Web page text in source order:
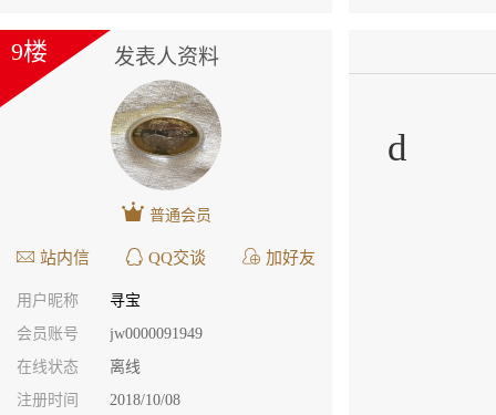
发表人资料
9楼
普通会员
站内信 QQ交谈 加好友
用户昵称
寻宝
会员账号
jw0000091949
在线状态
离线
注册时间
2018/10/08
d